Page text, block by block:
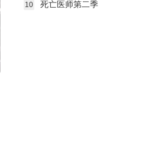
10 死亡医师第二季